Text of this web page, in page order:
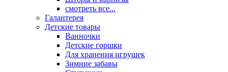
смотреть все...
Галантерея
Детские товары
Ванночки
Детские горшки
Для хранения игрушек
Зимние забавы